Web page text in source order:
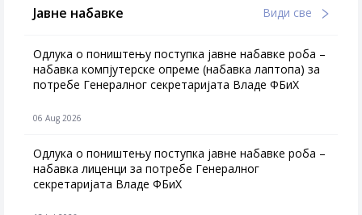
Јавне набавке Види све
Одлука о поништењу поступка јавне набавке роба –
набавка компјутерске опреме (набавка лаптопа) за
потребе Генералног секретаријата Владе ФБиХ
06 Aug 2026
Одлука о поништењу поступка јавне набавке роба –
набавка лиценци за потребе Генералног
секретаријата Владе ФБиХ